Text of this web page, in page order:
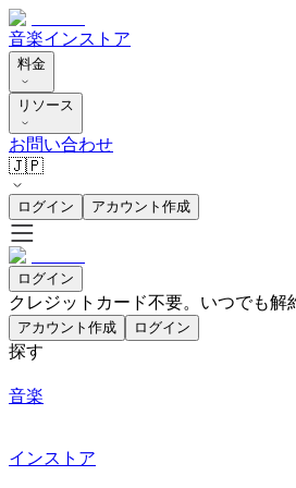
音楽インストア
料金
リソース
お問い合わせ
🇯🇵
ログイン アカウント作成
ログイン
クレジットカード不要。いつでも解
アカウント作成 ログイン
探す
音楽
インストア